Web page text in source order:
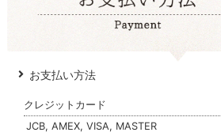
お支払い方法
クレジットカード
JCB, AMEX, VISA, MASTER